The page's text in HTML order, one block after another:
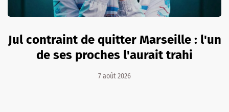
Jul contraint de quitter Marseille : l'un
de ses proches l'aurait trahi
7 août 2026